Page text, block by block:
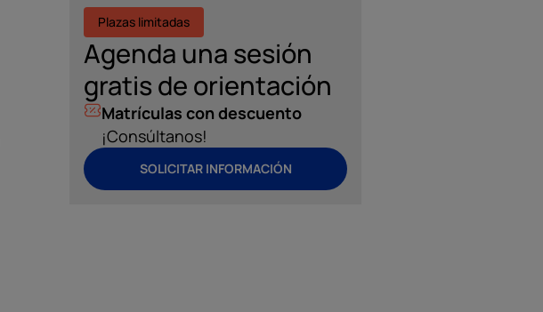
Plazas limitadas
Agenda una sesión
gratis de orientación
Matrículas con descuento
¡Consúltanos!
SOLICITAR INFORMACIÓN